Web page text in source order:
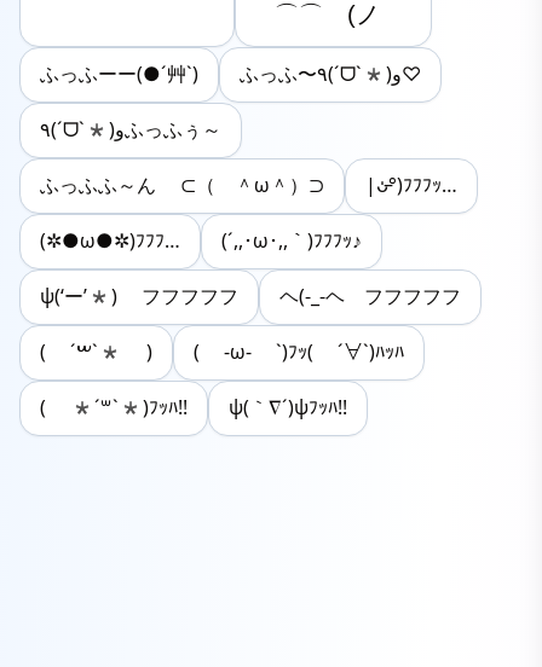
⌒⌒　(ノ
ふっふーー(●´艸`) ふっふ〜٩(ˊᗜˋ*)و♡
٩(ˊᗜˋ*)وふっふぅ～
ふっふふ～ん ⊂（ ＾ω＾）⊃ |ᴗ̵̍°)ﾌﾌﾌｯ…
(✲●ω●✲)ﾌﾌﾌ… (´,,･ω･,,｀)ﾌﾌﾌｯ♪
ψ(‘ー’*) フフフフフ ヘ(-_-ヘ フフフフフ
( ´‎ࠔ`* ) ( -ω- `)ﾌｯ( ´∀`)ﾊｯﾊ
(​ *´꒳`*​)ﾌｯﾊ!! ψ(｀∇´)ψﾌｯﾊ!!